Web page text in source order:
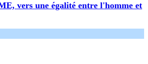
vers une égalité entre l'homme et